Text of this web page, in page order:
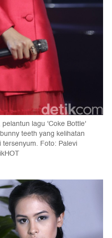
lagu 'Coke Bottle'
teeth yang kelihatan
Foto: Palevi